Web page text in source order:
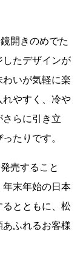
開きのめでた
たデザインが
いが気軽に楽
れやすく、冷や
らに引き立
たりです。
売すること
末年始の日本
とともに、松
ふれるお客様